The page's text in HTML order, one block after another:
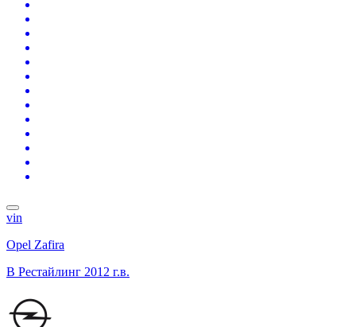
vin
Opel Zafira
B Рестайлинг 2012 г.в.